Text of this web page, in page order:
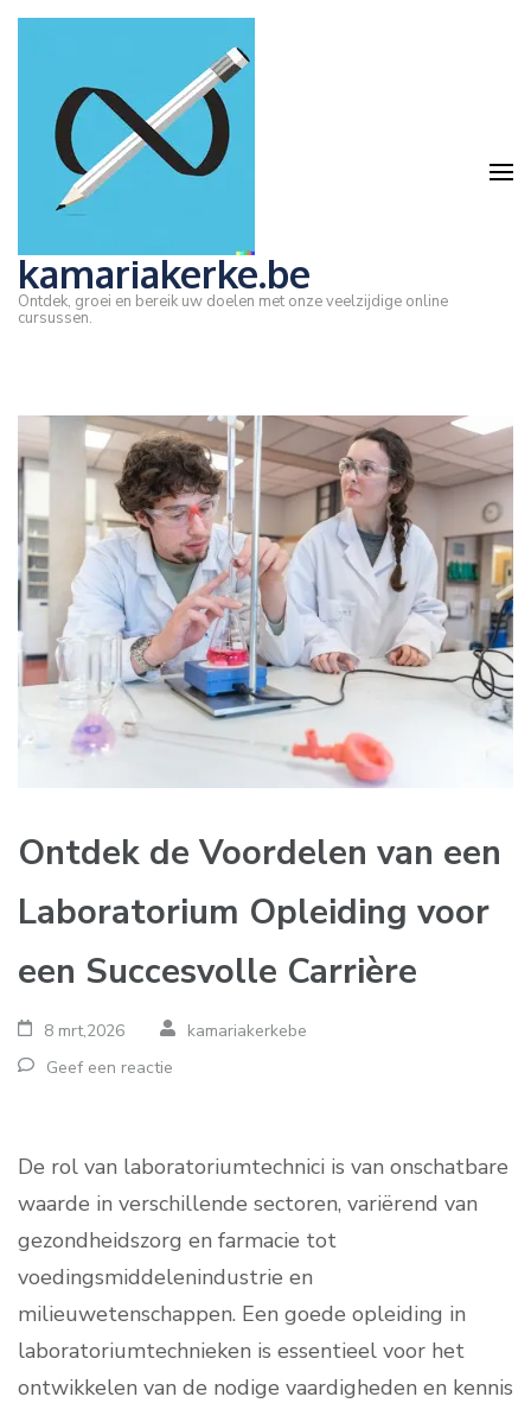
Ga
Enter)
kamariakerke.be
Ontdek, groei en bereik uw doelen met onze veelzijdige online
cursussen.
Ontdek de Voordelen van een
Laboratorium Opleiding voor
een Succesvolle Carrière
8 mrt,2026
kamariakerkebe
Geef een reactie
De rol van laboratoriumtechnici is van onschatbare
waarde in verschillende sectoren, variërend van
gezondheidszorg en farmacie tot
voedingsmiddelenindustrie en
milieuwetenschappen. Een goede opleiding in
laboratoriumtechnieken is essentieel voor het
ontwikkelen van de nodige vaardigheden en kennis